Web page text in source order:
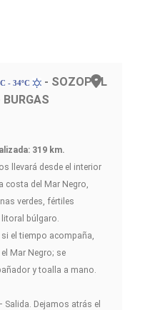
- 34ºC - SOZOPOL
BURGAS
319 km.
llevará desde el interior
costa del Mar Negro,
verdes, fértiles
búlgaro.
el tiempo acompaña,
Mar Negro; se
y toalla a mano.
Salida. Dejamos atrás el